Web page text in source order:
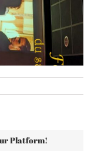
Platform!